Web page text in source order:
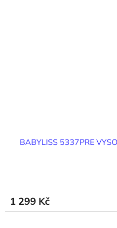
BABYLISS 5337PRE
1 299 Kč